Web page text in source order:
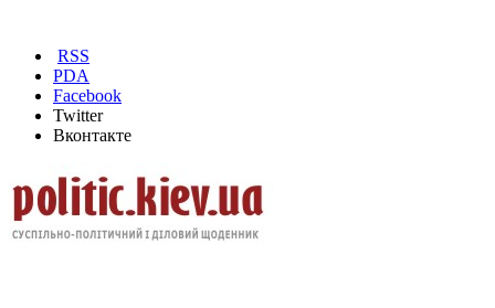
RSS
PDA
Facebook
Twitter
Вконтакте